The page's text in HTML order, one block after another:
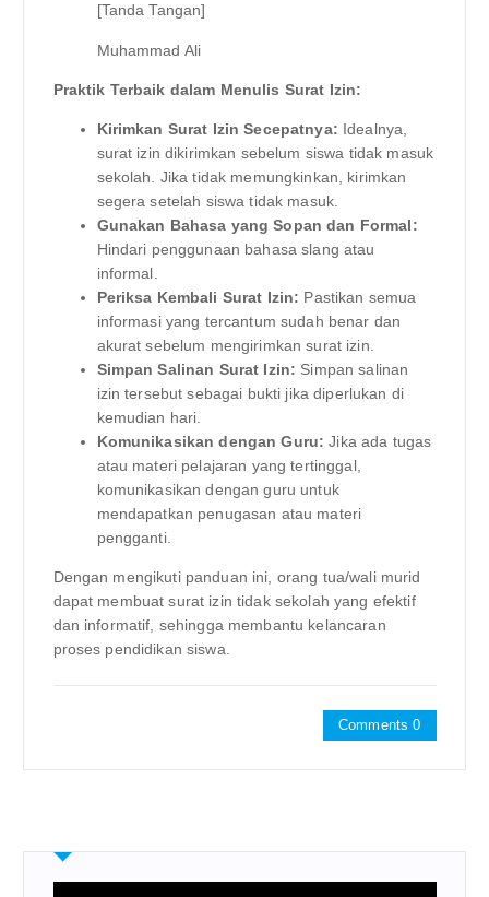
[Tanda Tangan]
Muhammad Ali
Praktik Terbaik dalam Menulis Surat Izin:
Kirimkan Surat Izin Secepatnya: Idealnya,
surat izin dikirimkan sebelum siswa tidak masuk
sekolah. Jika tidak memungkinkan, kirimkan
segera setelah siswa tidak masuk.
Gunakan Bahasa yang Sopan dan Formal:
Hindari penggunaan bahasa slang atau
informal.
Periksa Kembali Surat Izin: Pastikan semua
informasi yang tercantum sudah benar dan
akurat sebelum mengirimkan surat izin.
Simpan Salinan Surat Izin: Simpan salinan
izin tersebut sebagai bukti jika diperlukan di
kemudian hari.
Komunikasikan dengan Guru: Jika ada tugas
atau materi pelajaran yang tertinggal,
komunikasikan dengan guru untuk
mendapatkan penugasan atau materi
pengganti.
Dengan mengikuti panduan ini, orang tua/wali murid
dapat membuat surat izin tidak sekolah yang efektif
dan informatif, sehingga membantu kelancaran
proses pendidikan siswa.
Comments 0